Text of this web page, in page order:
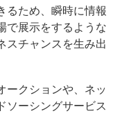
るため、瞬時に情報
で展示をするような
スチャンスを生み出
ークションや、ネッ
ソーシングサービス